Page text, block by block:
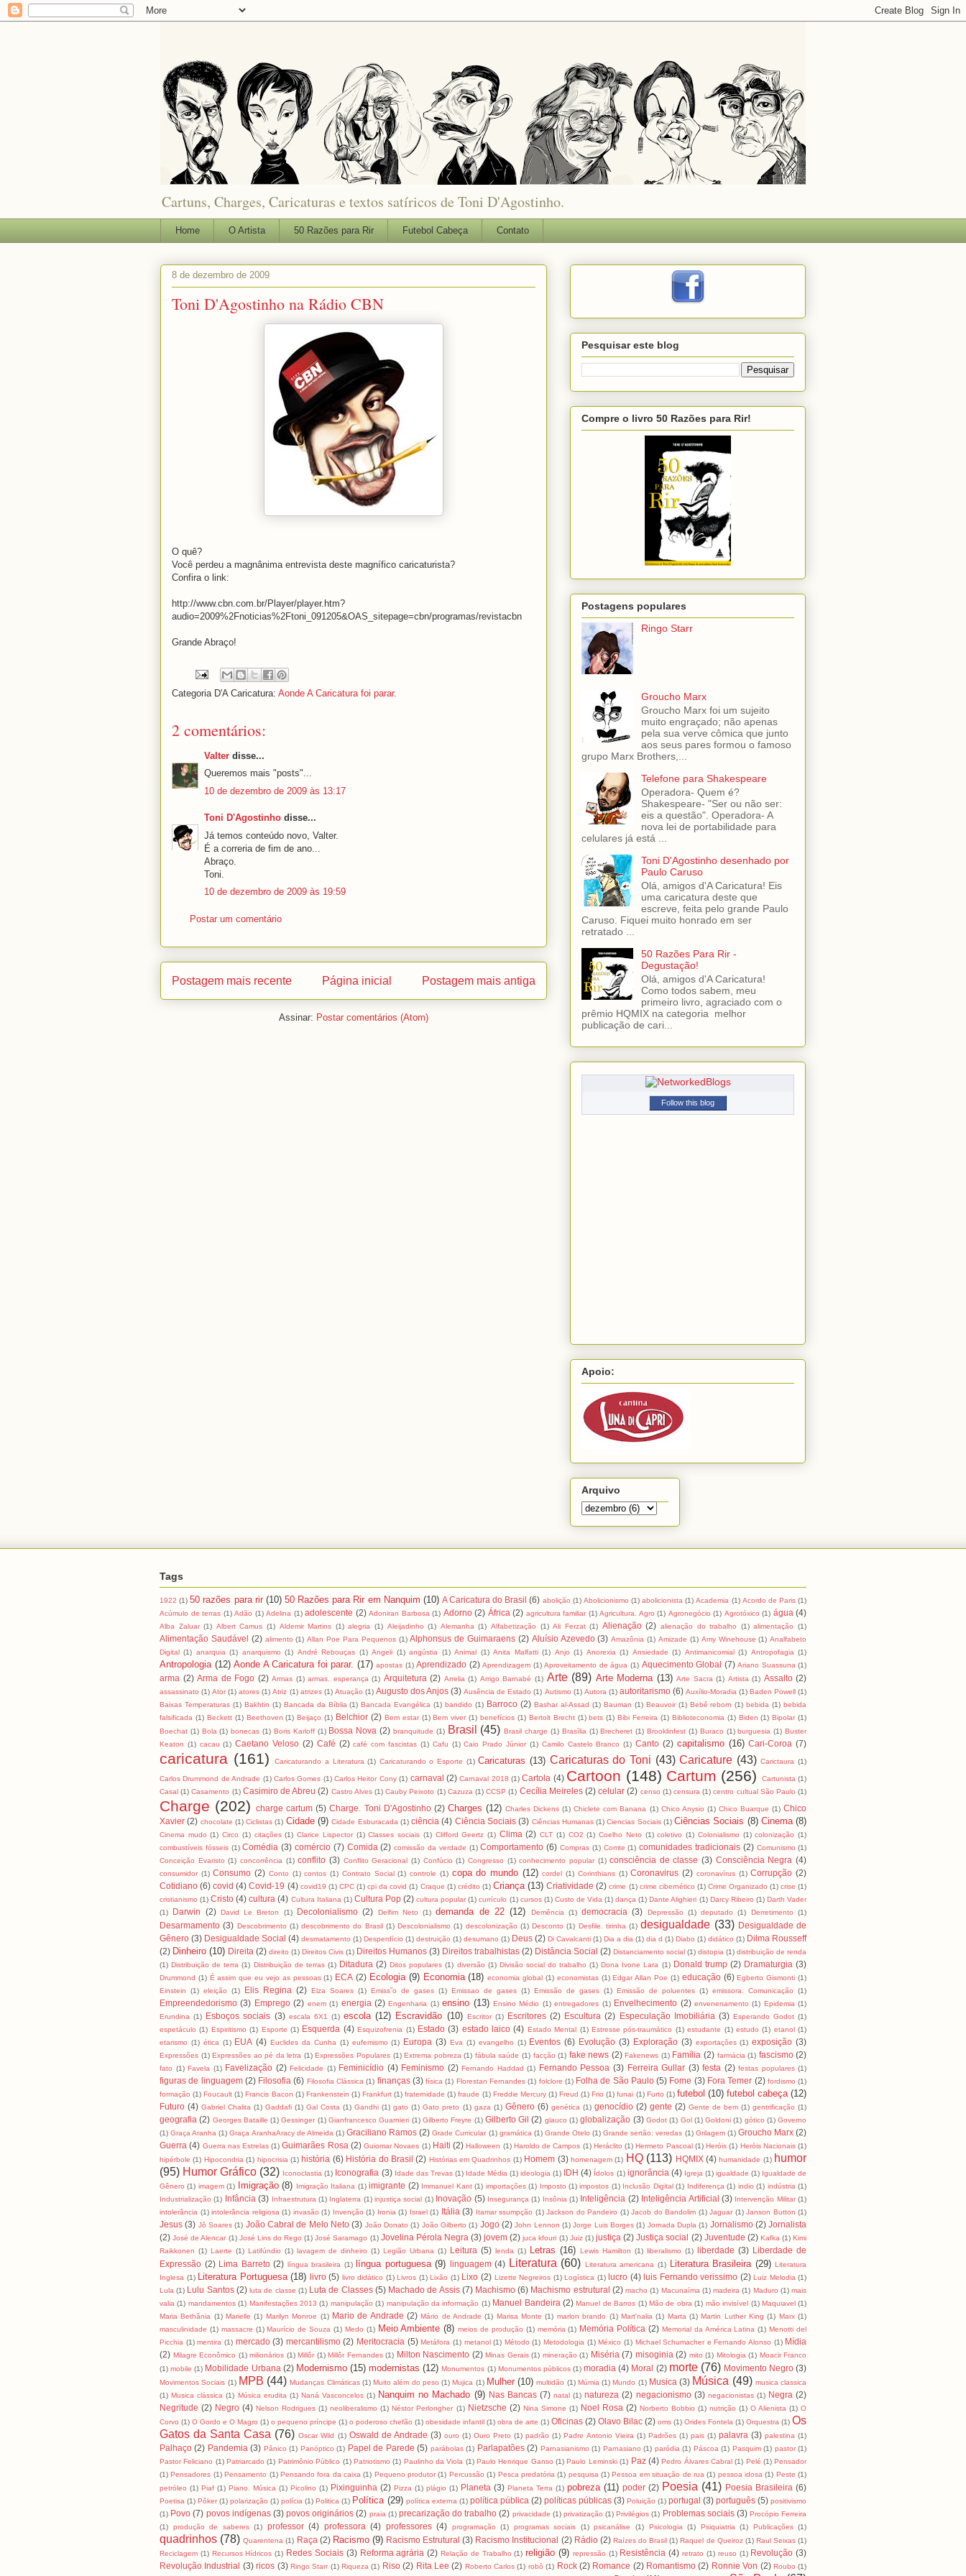
Cartuns, Charges, Caricaturas e textos satíricos de Toni D'Agostinho.
Home O Artista 50 Razões para Rir Futebol Cabeça Contato
8 de dezembro de 2009
Toni D'Agostinho na Rádio CBN
O quê?
Você perdeu a magnânima entrevista deste magnífico caricaturista?
Confira o link:
http://www.cbn.com.br/Player/player.htm?
audio=2009%2Fnoticias%2Ftoni_091205&OAS_sitepage=cbn/programas/revistacbn
Grande Abraço!
Categoria D'A Caricatura: Aonde A Caricatura foi parar.
2 comentários:
Valter disse...
Queremos mais "posts"...
10 de dezembro de 2009 às 13:17
Toni D'Agostinho disse...
Já temos conteúdo novo, Valter.
É a correria de fim de ano...
Abraço.
Toni.
10 de dezembro de 2009 às 19:59
Postar um comentário
Postagem mais recente Postagem mais antiga
Página inicial
Assinar: Postar comentários (Atom)
Pesquisar este blog
Compre o livro 50 Razões para Rir!
Postagens populares
Ringo Starr
Groucho Marx
Groucho Marx foi um sujeito
muito engraçado; não apenas
pela sua verve cômica que junto
aos seus pares formou o famoso
grupo Marx Brothers,...
Telefone para Shakespeare
Operadora- Quem é?
Shakespeare- "Ser ou não ser:
eis a questão". Operadora- A
nova lei de portabilidade para
celulares já está ...
Toni D'Agostinho desenhado por
Paulo Caruso
Olá, amigos d'A Caricatura! Eis
uma caricatura deste que
escreve, feita pelo grande Paulo
Caruso. Fiquei muito honrado em ser
retratado ...
50 Razões Para Rir -
Degustação!
Olá, amigos d'A Caricatura!
Como todos sabem, meu
primeiro livro, agraciado com o
prêmio HQMIX na categoria melhor
publicação de cari...
Follow this blog
Apoio:
Arquivo
Tags
1922 (1) 50 razões para rir (10) 50 Razões para Rir em Nanquim (10) A Caricatura do Brasil (6) abolição (1) Abolicionismo (1) abolicionista (1) Academia (1) Acordo de Paris (1)
Acúmulo de terras (1) Adão (1) Adelina (1) adolescente (2) Adoniran Barbosa (1) Adorno (2) África (2) agricultura familiar (1) Agricultura. Agro (1) Agronegócio (1) Agrotóxico (1) água (4)
Alba Zaluar (1) Albert Camus (1) Aldemir Martins (1) alegria (1) Aleijadinho (1) Alemanha (1) Alfabetização (1) Ali Ferzat (1) Alienação (2) alienação do trabalho (1) alimentação (1)
Alimentação Saudável (2) alimento (1) Allan Poe Para Pequenos (1) Alphonsus de Guimaraens (2) Aluísio Azevedo (3) Amazônia (1) Amizade (1) Amy Winehouse (1) Analfabeto
Digital (1) anarquia (1) anarquismo (1) André Rebouças (1) Angeli (1) angústia (1) Animal (1) Anita Malfatti (1) Anjo (1) Anorexia (1) Ansiedade (1) Antimanicomial (1) Antropofagia (1)
Antropologia (12) Aonde A Caricatura foi parar. (17) apostas (1) Aprendizado (2) Aprendizagem (1) Aproveitamento de água (1) Aquecimento Global (7) Ariano Suassuna (1)
arma (2) Arma de Fogo (2) Armas (1) armas. esperança (1) Arquitetura (2) Arrelia (1) Arrigo Barnabé (1) Arte (89) Arte Moderna (13) Arte Sacra (1) Artista (1) Assalto (2)
assassinato (1) Ator (1) atores (1) Atriz (1) atrizes (1) Atuação (1) Augusto dos Anjos (3) Ausência de Estado (1) Autismo (1) Autora (1) autoritarismo (6) Auxílio-Moradia (1) Baden Powell (1)
Baixas Temperaturas (1) Bakhtin (1) Bancada da Bíblia (1) Bancada Evangélica (1) bandido (1) Barroco (2) Bashar al-Assad (1) Bauman (1) Beauvoir (1) Bebê reborn (1) bebida (1) bebida
falsificada (1) Beckett (1) Beethoven (1) Beijaço (1) Belchior (2) Bem estar (1) Bem viver (1) benefícios (1) Bertolt Brecht (1) bets (1) Bibi Ferreira (1) Biblioteconomia (1) Biden (1) Bipolar (1)
Boechat (1) Bola (1) bonecas (1) Boris Karloff (1) Bossa Nova (2) branquitude (1) Brasil (45) Brasil charge (1) Brasília (1) Brecheret (1) Brooklinfest (1) Buraco (1) burguesia (1) Buster
Keaton (1) cacau (1) Caetano Veloso (2) Café (2) café com fascistas (1) Cafu (1) Caio Prado Júnior (1) Camilo Castelo Branco (1) Canto (2) capitalismo (16) Cari-Coroa (7)
caricatura (161) Caricaturando a Literatura (1) Caricaturando o Esporte (1) Caricaturas (13) Caricaturas do Toni (43) Caricature (43) Carictaura (1)
Carlos Drummond de Andrade (1) Carlos Gomes (1) Carlos Heitor Cony (1) carnaval (2) Carnaval 2018 (1) Cartola (4) Cartoon (148) Cartum (256) Cartunista (1)
Casal (1) Casamento (1) Casimiro de Abreu (2) Castro Alves (1) Cauby Peixoto (1) Cazuza (1) CCSP (1) Cecília Meireles (2) celular (2) censo (1) censura (1) centro cultual São Paulo (1)
Charge (202) charge cartum (5) Charge. Toni D'Agostinho (2) Charges (12) Charles Dickens (1) Chiclete com Banana (1) Chico Anysio (1) Chico Buarque (1) Chico
Xavier (2) chocolate (1) Ciclistas (1) Cidade (9) Cidade Esburacada (1) ciência (4) Ciência Sociais (3) Ciências Humanas (1) Ciencias Sociais (1) Ciências Sociais (8) Cinema (8)
Cinema mudo (1) Circo (1) citações (1) Clarice Lispector (1) Classes sociais (1) Clifford Geertz (1) Clima (2) CLT (1) CO2 (1) Coelho Neto (1) coletivo (1) Colonialismo (1) colonização (1)
combustíveis fósseis (1) Comédia (3) comércio (7) Comida (2) comissão da verdade (1) Comportamento (6) Compras (1) Comte (1) comunidades tradicionais (2) Comunismo (1)
Conceição Evaristo (1) concorrência (1) conflito (3) Conflito Geracional (1) Confúcio (1) Congresso (1) conhecimento popular (1) consciência de classe (3) Consciência Negra (4)
consumidor (1) Consumo (2) Conto (1) contos (1) Contrato Social (1) controle (1) copa do mundo (12) cordel (1) Corinthians (1) Coronavirus (2) coronavírus (1) Corrupção (2)
Cotidiano (6) covid (4) Covid-19 (4) covid19 (1) CPC (1) cpi da covid (1) Craque (1) crédito (1) Criança (13) Criatividade (2) crime (1) crime cibernético (1) Crime Organizado (1) crise (1)
cristianismo (1) Cristo (4) cultura (4) Cultura Italiana (1) Cultura Pop (2) cultura popular (1) currículo (1) cursos (1) Custo de Vida (1) dança (1) Dante Alighieri (1) Darcy Ribeiro (1) Darth Vader
(1)
Darwin (2) David Le Breton (1) Decolonialismo (2) Delfim Neto (1) demanda de 22 (12) Demência (1) democracia (3) Depressão (1) deputado (1) Derretimento (1)
Desarmamento (3) Descobrimento (1) descobrimento do Brasil (1) Descolonialismo (1) descolonização (1) Desconto (1) Desfile. tirinha (1) desigualdade (33) Desigualdade de
Gênero (3) Desigualdade Social (4) desmatamento (1) Desperdício (1) destruição (1) desumano (1) Deus (2) Di Cavalcanti (1) Dia a dia (1) dia d (1) Diabo (1) didático (1) Dilma Rousseff
(2) Dinheiro (10) Direita (2) direito (1) Direitos Civis (1) Direitos Humanos (3) Direitos trabalhistas (2) Distância Social (2) Distanciamento social (1) distopia (1) distribuição de renda
(1) Distribuição de terra (1) Distribuição de terras (1) Ditadura (2) Ditos populares (1) diversão (1) Divisão social do trabalho (1) Dona Ivone Lara (1) Donald trump (2) Dramaturgia (3)
Drummond (1) É assim que eu vejo as pessoas (1) ECA (2) Ecologia (9) Economia (18) economia global (1) economistas (1) Edgar Allan Poe (1) educação (6) Egberto Gismonti (1)
Einstein
(1) eleição (1) Elis Regina (2) Elza Soares (1) Emiss˜o de gases (1) Emissao de gases (1) Emissão de gases (1) Emissão de poluentes (1) emissora. Comunicação (1)
Empreendedorismo (3) Emprego (2) enem (1) energia (2) Engenharia (1) ensino (13) Ensino Médio (1) entregadores (1) Envelhecimento (2) envenenamento (1) Epidemia (1)
Erundina (1) Esboços sociais (3) escala 6X1 (1) escola (12) Escravidão (10) Escritor (1) Escritores (2) Escultura (2) Especulação Imobiliária (3) Esperando Godot (1)
espetáculo (1) Espiritismo (1) Esporte (1) Esquerda (4) Esquizofrenia (1) Estado (3) estado laico (4) Estado Mental (1) Estresse pós-traumático (1) estudante (1) estudo (1) etanol (1)
etarismo (1) ética (1) EUA (4) Euclides da Cunha (1) eufemismo (1) Europa (3) Eva (1) evangelho (1) Eventos (6) Evolução (3) Exploração (3) exportações (1) exposição (3)
Expressões (1) Expressões ao pé da letra (1) Expressões Populares (1) Extrema pobreza (1) fábula saúde (1) facção (1) fake news (2) Fakenews (1) Família (2) farmácia (1) fascismo (2)
fato (1) Favela (1) Favelização (2) Felicidade (1) Feminicídio (4) Feminismo (2) Fernando Haddad (1) Fernando Pessoa (3) Ferreira Gullar (3) festa (2) festas populares (1)
figuras de linguagem (2) Filosofia (6) Filosofia Clássica (1) finanças (3) física (1) Florestan Fernandes (1) folclore (1) Folha de São Paulo (5) Fome (3) Fora Temer (2) fordismo (1)
formação (1) Foucault (1) Francis Bacon (1) Frankenstein (1) Frankfurt (1) fraternidade (1) fraude (1) Freddie Mercury (1) Freud (1) Frio (1) funai (1) Furto (1) futebol (10) futebol cabeça (12)
Futuro (4) Gabriel Chalita (1) Gaddafi (1) Gal Costa (1) Gandhi (1) gato (1) Gato preto (1) gaza (1) Gênero (6) genética (1) genocídio (2) gente (2) Gente de bem (1) gentrificação (1)
geografia (2) Georges Bataille (1) Gessinger (1) Gianfrancesco Guarnieri (1) Gilberto Freyre (1) Gilberto Gil (2) glauco (1) globalização (3) Godot (1) Gol (1) Goldoni (1) gótico (1) Governo
(1) Graça Aranha (1) Graça AranhaAracy de Almeida (1) Graciliano Ramos (2) Grade Curricular (1) gramática (1) Grande Otelo (1) Grande sertão: veredas (1) Grilagem (1) Groucho Marx (2)
Guerra (4) Guerra nas Estrelas (1) Guimarães Rosa (2) Guiomar Novaes (1) Haiti (2) Halloween (1) Haroldo de Campos (1) Heráclito (1) Hermeto Pascoal (1) Heróis (1) Heróis Nacionais (1)
hipérbole (1) Hipocondria (1) hipocrisia (1) história (6) História do Brasil (2) Histórias em Quadrinhos (1) Homem (3) homenagem (1) HQ (113) HQMIX (4) humanidade (1) humor
(95) Humor Gráfico (32) Iconoclastia (1) Iconografia (3) Idade das Trevas (1) Idade Média (1) ideologia (1) IDH (4) Ídolos (1) ignorância (4) Igreja (1) igualdade (1) Igualdade de
Gênero (1) imagem (1) Imigração (8) Imigração Italiana (1) imigrante (2) Immanuel Kant (1) importações (1) Imposto (1) impostos (1) Inclusão Digital (1) Indiferença (1) indio (1) indústria (1)
Industrialização (1) Infância (3) Infraestrutura (1) Inglaterra (1) injustiça social (1) Inovação (5) Insegurança (1) Insônia (1) Inteligência (2) Inteligência Artificial (3) Intervenção Militar (1)
intolerância (1) intolerância religiosa (1) invasão (1) Invenção (1) Ironia (1) Israel (1) Itália (3) Itamar ssumpção (1) Jackson do Pandeiro (1) Jacob do Bandolim (1) Jaguar (1) Janson Button (1)
Jesus (3) Jô Soares (1) João Cabral de Melo Neto (3) João Donato (1) João Gilberto (1) Jogo (2) John Lennon (1) Jorge Luis Borges (1) Jornada Dupla (1) Jornalismo (2) Jornalista
(2) José de Alencar (1) José Lins do Rego (1) José Saramago (1) Jovelina Pérola Negra (3) jovem (2) juca kfouri (1) Juiz (1) justiça (2) Justiça social (2) Juventude (2) Kafka (1) Kimi
Raikkonen (1) Laerte (1) Latifúndio (1) lavagem de dinheiro (1) Legião Urbana (1) Leitura (5) lenda (1) Letras (16) Lewis Hamilton (1) liberalismo (1) liberdade (3) Liberdade de
Expressão (2) Lima Barreto (2) língua brasileira (1) língua portuguesa (9) linguagem (4) Literatura (60) Literatura americana (1) Literatura Brasileira (29) Literatura
Inglesa (1) Literatura Portuguesa (18) livro (5) livro didático (1) Livros (1) Lixão (1) Lixo (2) Lizette Negreiros (1) Logística (1) lucro (4) luis Fernando verissimo (2) Luiz Melodia (1)
Lula (1) Lulu Santos (2) luta de classe (1) Luta de Classes (5) Machado de Assis (7) Machismo (6) Machismo estrutural (2) macho (1) Macunaíma (1) madeira (1) Maduro (1) mais
valia (1) mandamentos (1) Manifestações 2013 (1) manipulação (1) manipulação da informação (1) Manuel Bandeira (2) Manuel de Barros (1) Mão de obra (1) mão invisível (1) Maquiavel (1)
Maria Bethânia (1) Marielle (1) Marilyn Monroe (1) Mario de Andrade (2) Mário de Andrade (1) Marisa Monte (1) marlon brando (1) Mart'nalia (1) Marta (1) Martin Luther King (1) Marx (1)
masculinidade (1) massacre (1) Maurício de Souza (1) Medo (1) Meio Ambiente (8) meios de produção (1) memória (1) Memória Política (2) Memorial da América Latina (1) Menotti del
Picchia (1) mentira (1) mercado (3) mercantilismo (2) Meritocracia (5) Metáfora (1) metanol (1) Método (1) Metodologia (1) México (1) Michael Schumacher e Fernando Alonso (1) Mídia
(2) Milagre Econômico (1) milionários (1) Millôr (1) Millôr Fernandes (1) Milton Nascimento (2) Minas Gerais (1) mineração (1) Miséria (7) misoginia (2) mito (1) Mitologia (1) Moacir Franco
(1) mobile (1) Mobilidade Urbana (2) Modernismo (15) modernistas (12) Monumentos (1) Monumentos públicos (1) moradia (4) Moral (2) morte (76) Movimento Negro (3)
Movimentos Sociais (1) MPB (44) Mudanças Climáticas (1) Muito além do peso (1) Mujica (1) Mulher (10) multidão (1) Múmia (1) Mundo (1) Musica (3) Música (49) musica classica
(1) Musica clássica (1) Música erudita (1) Naná Vasconcelos (1) Nanquim no Machado (9) Nas Bancas (7) natal (1) natureza (2) negacionismo (3) negacionistas (1) Negra (2)
Negritude (2) Negro (4) Nelson Rodrigues (1) neoliberalismo (1) Néstor Perlongher (1) Nietzsche (2) Nina Simone (1) Noel Rosa (2) Norberto Bobbio (1) nutrição (1) O Alienista (1) O
Corvo (1) O Gordo e O Magro (1) o pequeno príncipe (1) o poderoso chefão (1) obesidade infantil (1) obra de arte (1) Oficinas (2) Olavo Bilac (2) oms (1) Orides Fontela (1) Orquestra (1) Os
Gatos da Santa Casa (76) Oscar Wild (1) Oswald de Andrade (3) ouro (1) Ouro Preto (1) padrão (1) Padre Antonio Vieira (1) Padrões (1) pais (1) palavra (3) palestina (1)
Palhaço (2) Pandemia (3) Pânico (1) Panóptico (1) Papel de Parede (5) parábolas (1) Parlapatões (2) Parnasianismo (1) Parnasiano (1) paródia (1) Páscoa (1) Pasquim (1) pastor (1)
Pastor Feliciano (1) Patriarcado (1) Patrimônio Público (1) Patriotismo (1) Paulinho da Viola (1) Paulo Henrique Ganso (1) Paulo Leminski (1) Paz (4) Pedro Álvares Cabral (1) Pelé (1) Pensador
(1) Pensadores (1) Pensamento (1) Pensando fora da caixa (1) Pequeno produtor (1) Percussão (1) Pesca predatória (1) pesquisa (1) Pessoa em situação de rua (1) pessoa idosa (1) Peste (1)
petróleo (1) Piaf (1) Piano. Música (1) Picolino (1) Pixinguinha (2) Pizza (1) plágio (1) Planeta (3) Planeta Terra (1) pobreza (11) poder (2) Poesia (41) Poesia Brasileira (6)
Poetisa (1) Pôker (1) polarização (1) polícia (1) Politica (1) Política (29) política externa (1) política pública (2) políticas públicas (3) Poluição (1) portugal (3) português (5) positivismo
(1) Povo (7) povos indígenas (3) povos originários (2) praia (1) precarização do trabalho (2) privacidade (1) privatização (1) Privilégios (1) Problemas sociais (3) Procópio Ferreira
(1)
produção de saberes (1) professor (4) professora (4) professores (4) programação (1) programas sociais (1) psicanálise (1) Psicologia (1) Psiquiatria (1) Publicações (1)
quadrinhos (78) Quarentena (1) Raça (2) Racismo (9) Racismo Estrutural (3) Racismo Institucional (2) Rádio (2) Raízes do Brasil (1) Raquel de Queiroz (1) Raul Seixas (1)
Reciclagem (1) Recursos Hídricos (1) Redes Sociais (3) Reforma agrária (2) Relação de Trabalho (1) religião (9) repressão (1) Resistência (4) retrato (1) reuso (1) Revolução (3)
Revolução Industrial (3) ricos (3) Ringo Starr (1) Riqueza (1) Riso (2) Rita Lee (2) Roberto Carlos (1) robô (1) Rock (2) Romance (2) Romantismo (2) Ronnie Von (2) Roubo (1)